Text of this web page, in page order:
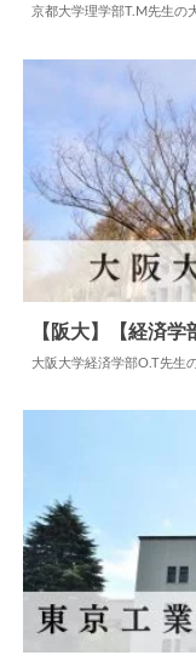
京都大学理学部T.M先生の
【阪大】【経済
大阪大学経済学部O.T先生